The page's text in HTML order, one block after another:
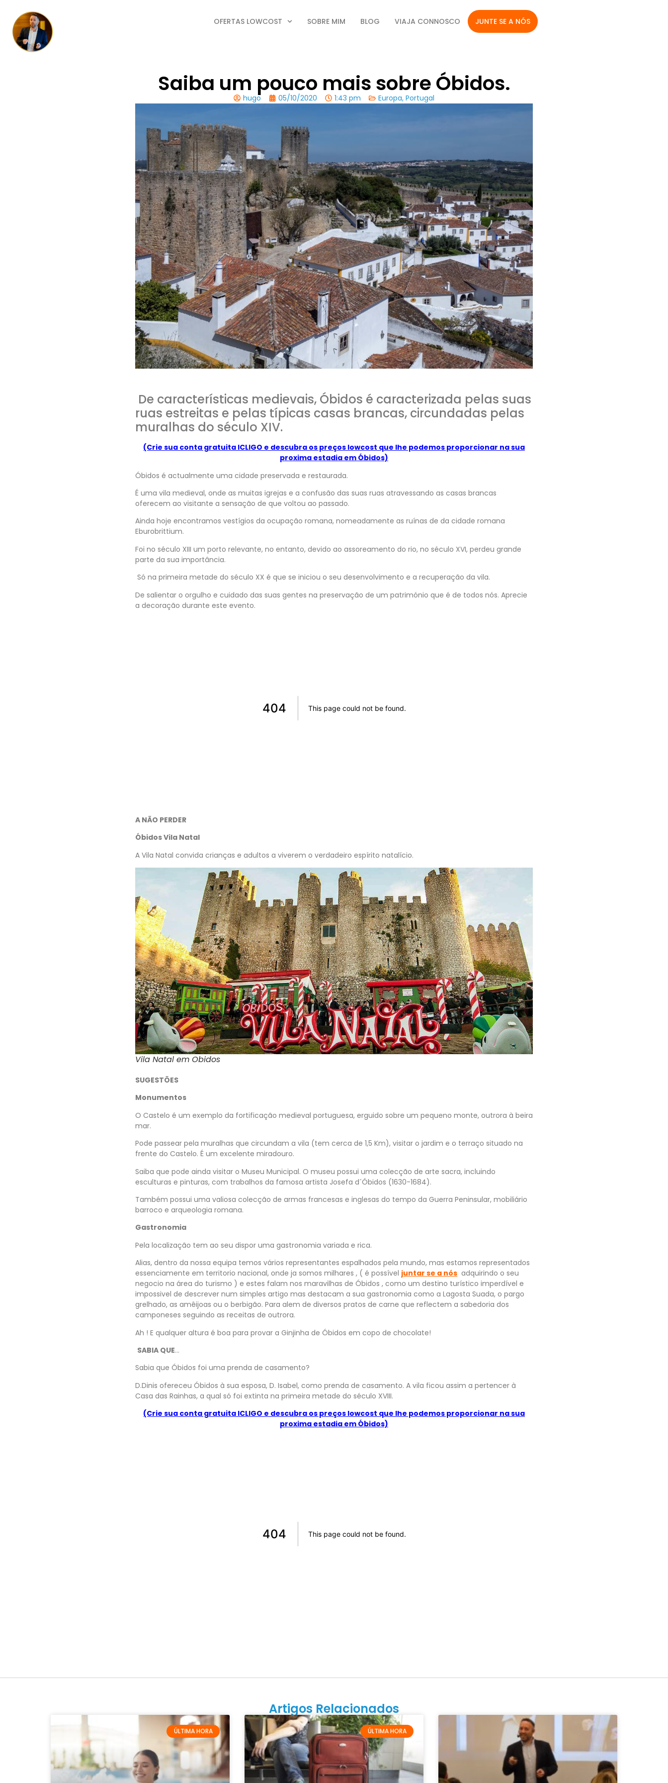
OFERTAS LOWCOST SOBRE MIM BLOG VIAJA CONNOSCO JUNTE SE A NÓS
Saiba um pouco mais sobre Óbidos.
hugo 05/10/2020 1:43 pm Europa, Portugal
De características medievais, Óbidos é caracterizada pelas suas
ruas estreitas e pelas típicas casas brancas, circundadas pelas
muralhas do século XIV.
(Crie sua conta gratuita ICLIGO e descubra os preços lowcost que lhe podemos proporcionar na sua
proxima estadia em Óbidos)
Óbidos é actualmente uma cidade preservada e restaurada.
É uma vila medieval, onde as muitas igrejas e a confusão das suas ruas atravessando as casas brancas
oferecem ao visitante a sensação de que voltou ao passado.
Ainda hoje encontramos vestígios da ocupação romana, nomeadamente as ruínas de da cidade romana
Eburobrittium.
Foi no século XIII um porto relevante, no entanto, devido ao assoreamento do rio, no século XVI, perdeu grande
parte da sua importância.
Só na primeira metade do século XX é que se iniciou o seu desenvolvimento e a recuperação da vila.
De salientar o orgulho e cuidado das suas gentes na preservação de um património que é de todos nós. Aprecie
a decoração durante este evento.
A NÃO PERDER
Óbidos Vila Natal
A Vila Natal convida crianças e adultos a viverem o verdadeiro espírito natalício.
Vila Natal em Obidos
SUGESTÕES
Monumentos
O Castelo é um exemplo da fortificação medieval portuguesa, erguido sobre um pequeno monte, outrora à beira
mar.
Pode passear pela muralhas que circundam a vila (tem cerca de 1,5 Km), visitar o jardim e o terraço situado na
frente do Castelo. É um excelente miradouro.
Saiba que pode ainda visitar o Museu Municipal. O museu possui uma colecção de arte sacra, incluindo
esculturas e pinturas, com trabalhos da famosa artista Josefa d´Óbidos (1630-1684).
Também possui uma valiosa colecção de armas francesas e inglesas do tempo da Guerra Peninsular, mobiliário
barroco e arqueologia romana.
Gastronomia
Pela localização tem ao seu dispor uma gastronomia variada e rica.
Alias, dentro da nossa equipa temos vários representantes espalhados pela mundo, mas estamos representados
essenciamente em territorio nacional, onde ja somos milhares , ( é possível juntar se a nós adquirindo o seu
negocio na área do turismo ) e estes falam nos maravilhas de Óbidos , como um destino turístico imperdível e
impossivel de descrever num simples artigo mas destacam a sua gastronomia como a Lagosta Suada, o pargo
grelhado, as amêijoas ou o berbigão. Para alem de diversos pratos de carne que reflectem a sabedoria dos
camponeses seguindo as receitas de outrora.
Ah ! E qualquer altura é boa para provar a Ginjinha de Óbidos em copo de chocolate!
SABIA QUE…
Sabia que Óbidos foi uma prenda de casamento?
D.Dinis ofereceu Óbidos à sua esposa, D. Isabel, como prenda de casamento. A vila ficou assim a pertencer à
Casa das Rainhas, a qual só foi extinta na primeira metade do século XVIII.
(Crie sua conta gratuita ICLIGO e descubra os preços lowcost que lhe podemos proporcionar na sua
proxima estadia em Óbidos)
Artigos Relacionados
ÚLTIMA HORA ÚLTIMA HORA